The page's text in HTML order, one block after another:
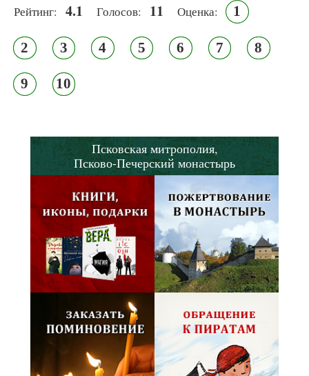
Рейтинг: 4.1 Голосов: 11 Оценка: 1
2 3 4 5 6 7 8
9 10
Псковская митрополия,
Псково-Печерский монастырь